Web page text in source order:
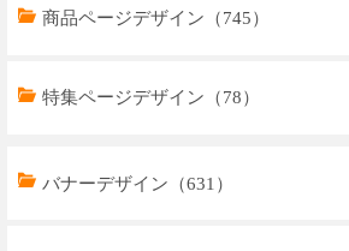
商品ページデザイン（745）
特集ページデザイン（78）
トップページデザイン（32）
バナーデザイン（631）